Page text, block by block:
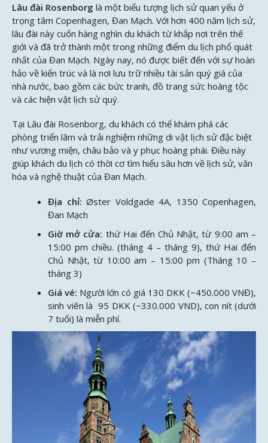
Lâu đài Rosenborg là một biểu tượng lịch sử quan yếu ở
trọng tâm Copenhagen, Đan Mạch. Với hơn 400 năm lịch sử,
lâu đài này cuốn hàng nghìn du khách từ khắp nơi trên thế
giới và đã trở thành một trong những điểm du lịch phổ quát
nhất của Đan Mạch. Ngày nay, nó được biết đến với sự hoàn
hảo về kiến trúc và là nơi lưu trữ nhiều tài sản quý giá của
nhà nước, bao gồm các bức tranh, đồ trang sức hoàng tộc
và các hiện vật lịch sử quý.
Tại Lâu đài Rosenborg, du khách có thể khám phá các
phòng triển lãm và trải nghiệm những di vật lịch sử đặc biệt
như vương miện, châu bảo và y phục hoàng phái. Điều này
giúp khách du lịch có thời cơ tìm hiểu sâu hơn về lịch sử, văn
hóa và nghệ thuật của Đan Mạch.
Địa chỉ: Øster Voldgade 4A, 1350 Copenhagen,
Đan Mạch
Giờ mở cửa: thứ Hai đến Chủ Nhật, từ 9:00 am –
15:00 pm chiều. (tháng 4 – tháng 9), thứ Hai đến
Chủ Nhật, từ 10:00 am – 15:00 pm (Tháng 10 –
tháng 3)
Giá vé: Người lớn có giá 130 DKK (~450.000 VNĐ),
sinh viên là 95 DKK (~330.000 VND), con nít (dưới
7 tuổi) là miễn phí.